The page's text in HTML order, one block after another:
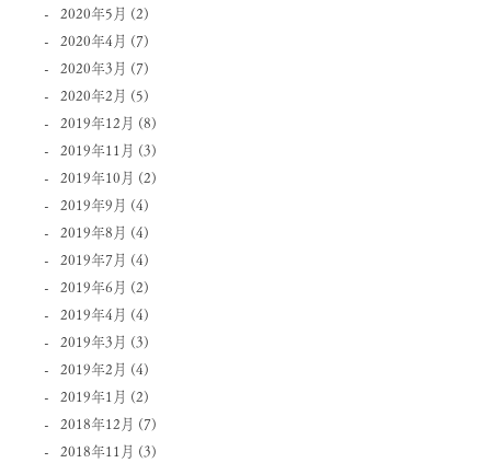
2020年5月 (2)
2020年4月 (7)
2020年3月 (7)
2020年2月 (5)
2019年12月 (8)
2019年11月 (3)
2019年10月 (2)
2019年9月 (4)
2019年8月 (4)
2019年7月 (4)
2019年6月 (2)
2019年4月 (4)
2019年3月 (3)
2019年2月 (4)
2019年1月 (2)
2018年12月 (7)
2018年11月 (3)